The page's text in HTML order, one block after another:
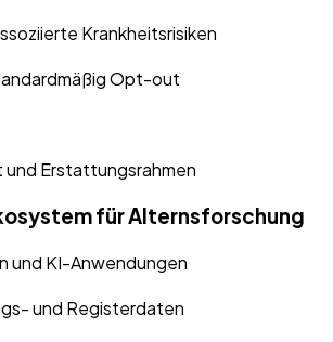
Krankheitsrisiken
Opt-out
Erstattungsrahmen
für Alternsforschung
und KI-Anwendungen
und Registerdaten